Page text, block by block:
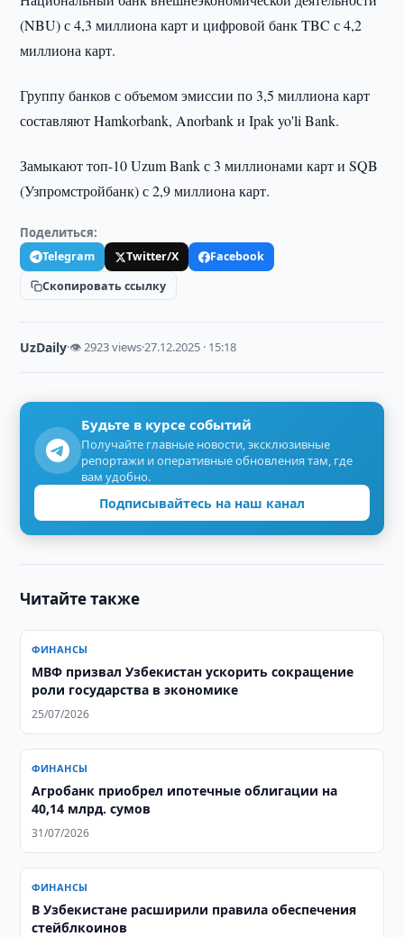
(NBU) с 4,3 миллиона карт и цифровой банк TBC с 4,2
миллиона карт.
Группу банков с объемом эмиссии по 3,5 миллиона карт
составляют Hamkorbank, Anorbank и Ipak yo'li Bank.
Замыкают топ-10 Uzum Bank с 3 миллионами карт и SQB
(Узпромстройбанк) с 2,9 миллиона карт.
Поделиться:
Telegram Twitter/X
Facebook
Скопировать ссылку
UzDaily·👁 2923 views·27.12.2025 · 15:18
Будьте в курсе событий
Получайте главные новости, эксклюзивные
репортажи и оперативные обновления там, где
вам удобно.
Подписывайтесь на наш канал
Читайте также
ФИНАНСЫ
МВФ призвал Узбекистан ускорить сокращение
роли государства в экономике
25/07/2026
ФИНАНСЫ
Агробанк приобрел ипотечные облигации на
40,14 млрд. сумов
31/07/2026
ФИНАНСЫ
В Узбекистане расширили правила обеспечения
стейблкоинов